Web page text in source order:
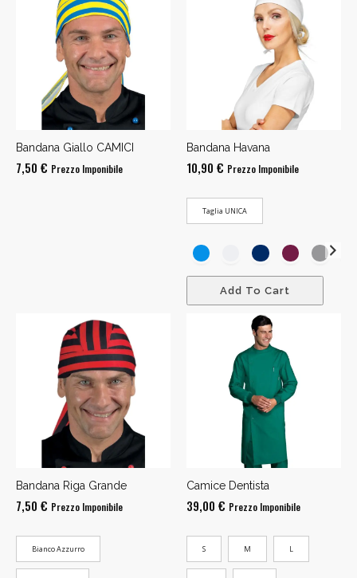
Bandana Giallo CAMICI
7,50 € Prezzo Imponibile
Bandana Havana
10,90 € Prezzo Imponibile
Taglia UNICA
Add To Cart
Bandana Riga Grande
7,50 € Prezzo Imponibile
Bianco Azzurro
Camice Dentista
39,00 € Prezzo Imponibile
S M L